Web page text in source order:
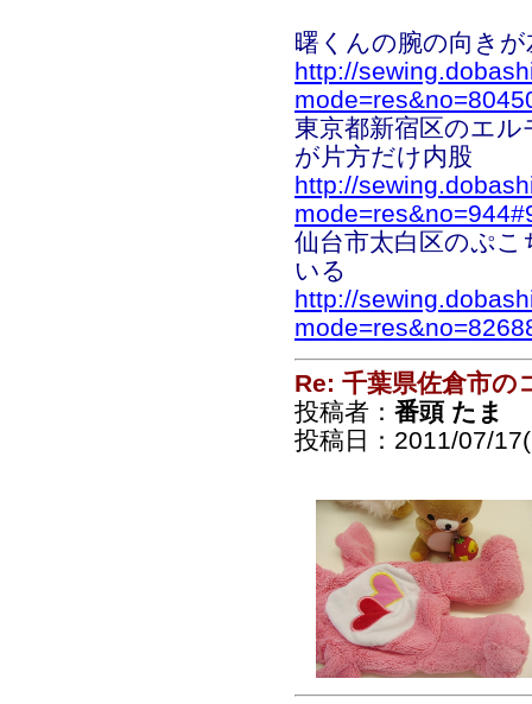
曙くんの腕の向き
http://
東京都新宿区のエ
が片方だけ内股
http://
仙台市太白区のぷ
いる
http://
Re: 千葉県佐倉市の
投稿者： 番頭 たま
投稿日：2011/07/